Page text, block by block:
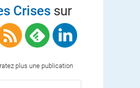
Crisessur
plus une publication